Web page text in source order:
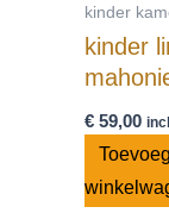
kinder
kinder
€ 59,00